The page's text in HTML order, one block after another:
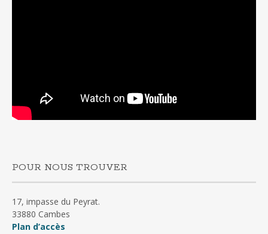
POUR NOUS TROUVER
17, impasse du Peyrat.
33880 Cambes
Plan d’accès